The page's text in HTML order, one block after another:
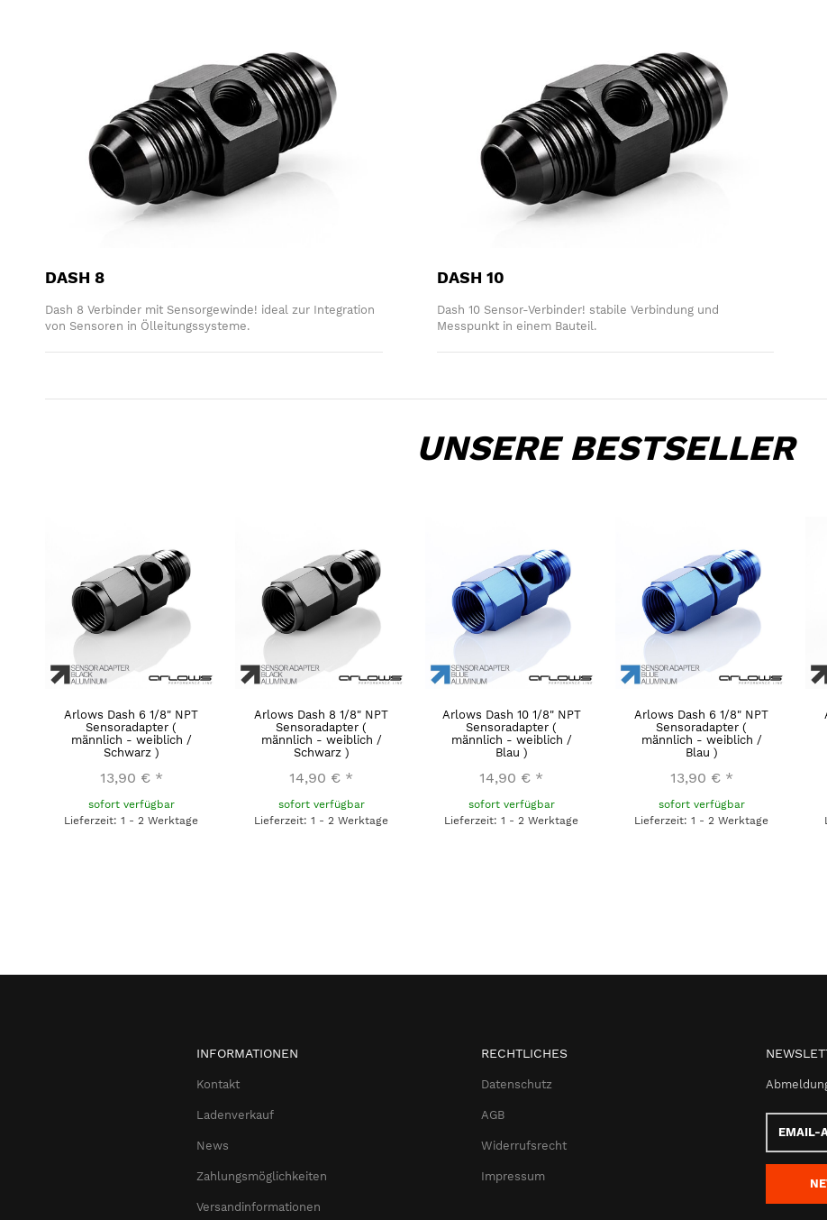
DASH 8
Dash 8 Verbinder mit Sensorgewinde! ideal zur Integration
von Sensoren in Ölleitungssysteme.
DASH 10
Dash 10 Sensor-Verbinder! stabile Verbindung und
Messpunkt in einem Bauteil.
UNSERE BESTSELLER
Arlows Dash 6 1/8" NPT
Sensoradapter (
männlich - weiblich /
Schwarz )
13,90 € *
sofort verfügbar
Lieferzeit: 1 - 2 Werktage
Arlows Dash 8 1/8" NPT
Sensoradapter (
männlich - weiblich /
Schwarz )
14,90 € *
sofort verfügbar
Lieferzeit: 1 - 2 Werktage
Arlows Dash 10 1/8" NPT
Sensoradapter (
männlich - weiblich /
Blau )
14,90 € *
sofort verfügbar
Lieferzeit: 1 - 2 Werktage
Arlows Dash 6 1/8" NPT
Sensoradapter (
männlich - weiblich /
Blau )
13,90 € *
sofort verfügbar
Lieferzeit: 1 - 2 Werktage
INFORMATIONEN
Kontakt
Ladenverkauf
News
Zahlungsmöglichkeiten
Versandinformationen
RECHTLICHES
Datenschutz
AGB
Widerrufsrecht
Impressum
Email-
Adresse